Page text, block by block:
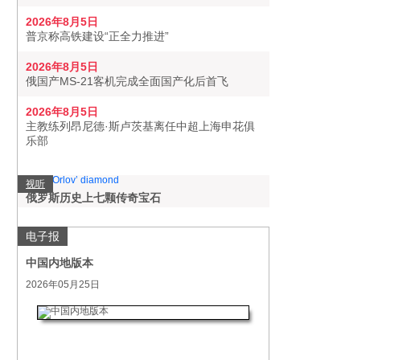
2026年8月5日
普京称高铁建设“正全力推进”
2026年8月5日
俄国产MS-21客机完成全面国产化后首飞
2026年8月5日
主教练列昂尼德·斯卢茨基离任中超上海申花俱
乐部
视听
俄罗斯历史上七颗传奇宝石
电子报
中国内地版本
2026年05月25日